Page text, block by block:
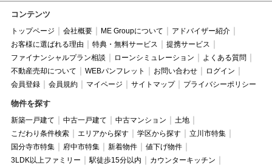
コンテンツ
トップページ 会社概要 ME Groupについて
アドバイザー紹介
お客様に選ばれる理由
特典・無料サービス
提携サービス
ファイナンシャルプラン相談
ローンシミュレーション
よくある質問
不動産売却について
WEBパンフレット お問い合わせ
ログイン
会員登録
会員規約 マイページ サイトマップ プライバシーポリシー
物件を探す
新築一戸建て 中古一戸建て 中古マンション
土地
こだわり条件検索
エリアから探す 学区から探す
立川市特集
国分寺市特集
府中市特集 新着物件
値下げ物件
3LDK以上ファミリー
駅徒歩15分以内
カウンターキッチン